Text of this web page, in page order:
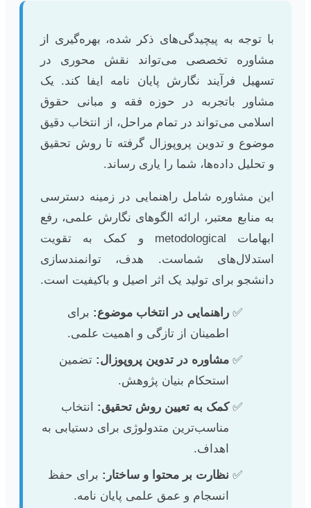
با توجه به پیچیدگی‌های ذکر شده، بهره‌گیری از
مشاوره تخصصی می‌تواند نقش محوری در
تسهیل فرآیند نگارش پایان نامه ایفا کند. یک
مشاور باتجربه در حوزه فقه و مبانی حقوق
اسلامی می‌تواند در تمام مراحل، از انتخاب دقیق
موضوع و تدوین پروپوزال گرفته تا روش تحقیق
و تحلیل داده‌ها، شما را یاری رساند.
این مشاوره شامل راهنمایی در زمینه دسترسی
به منابع معتبر، ارائه الگوهای نگارش علمی، رفع
ابهامات metodological و کمک به تقویت
استدلال‌های شماست. هدف، توانمندسازی
دانشجو برای تولید یک اثر اصیل و باکیفیت است.
راهنمایی در انتخاب موضوع: برای
اطمینان از تازگی و اهمیت علمی.
مشاوره در تدوین پروپوزال: تضمین
استحکام بنیان پژوهش.
کمک به تعیین روش تحقیق: انتخاب
مناسب‌ترین متدولوژی برای دستیابی به
اهداف.
نظارت بر محتوا و ساختار: برای حفظ
انسجام و عمق علمی پایان نامه.